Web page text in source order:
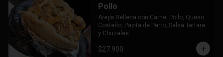
Pollo
Arepa Rellena con Carne, Pollo, Queso
Costeño, Papita de Perro, Salsa Tartara
y Chuzales.
$27.900